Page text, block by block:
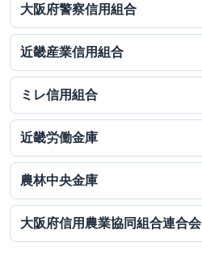
大阪府警察信用組合
近畿産業信用組合
ミレ信用組合
近畿労働金庫
農林中央金庫
大阪府信用農業協同組合連合会